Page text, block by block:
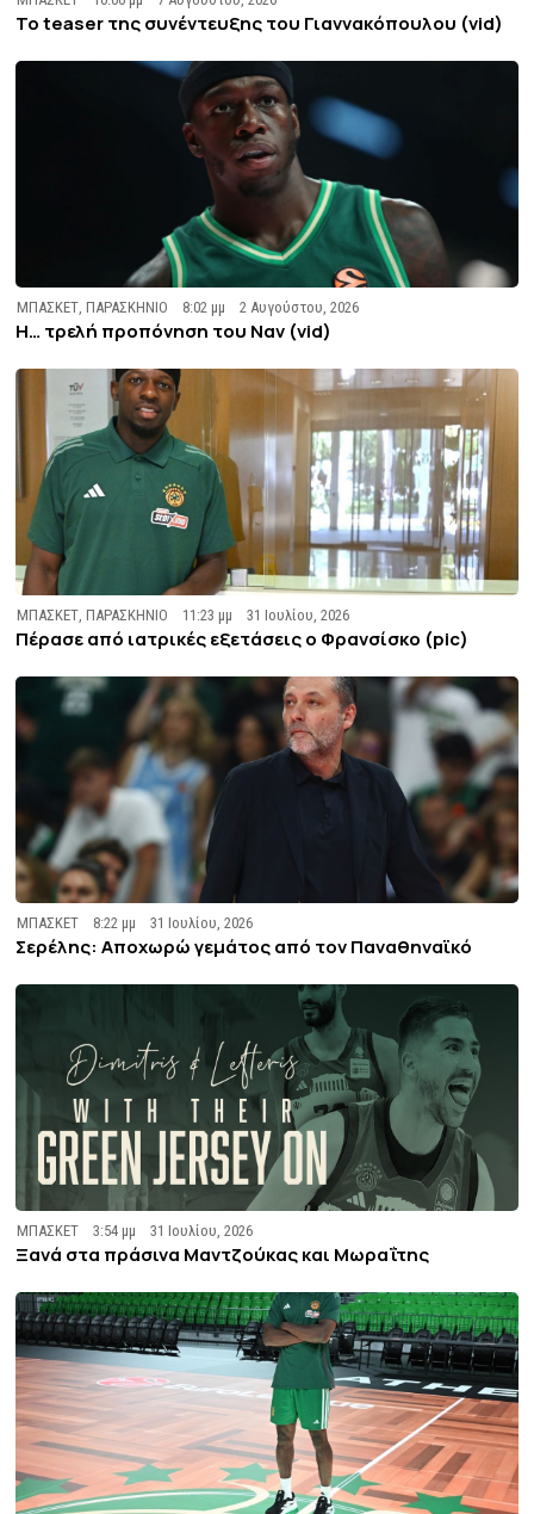
To teaser της συνέντευξης του Γιαννακόπουλου (vid)
ΜΠΑΣΚΕΤ ,ΠΑΡΑΣΚΗΝΙΟ 8:02 μμ 2 Αυγούστου, 2026
Η… τρελή προπόνηση του Ναν (vid)
ΜΠΑΣΚΕΤ ,ΠΑΡΑΣΚΗΝΙΟ 11:23 μμ 31 Ιουλίου, 2026
Πέρασε από ιατρικές εξετάσεις ο Φρανσίσκο (pic)
ΜΠΑΣΚΕΤ 8:22 μμ 31 Ιουλίου, 2026
Σερέλης: Αποχωρώ γεμάτος από τον Παναθηναϊκό
ΜΠΑΣΚΕΤ 3:54 μμ 31 Ιουλίου, 2026
Ξανά στα πράσινα Μαντζούκας και Μωραΐτης